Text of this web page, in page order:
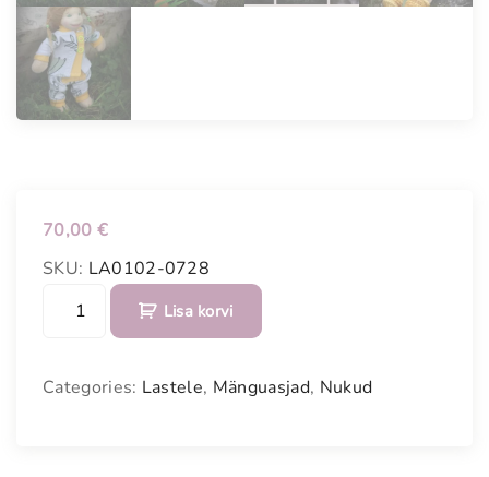
70,00 €
SKU: LA0102-0728
g
Lisa korvi
Categories: Lastele, Mänguasjad, Nukud